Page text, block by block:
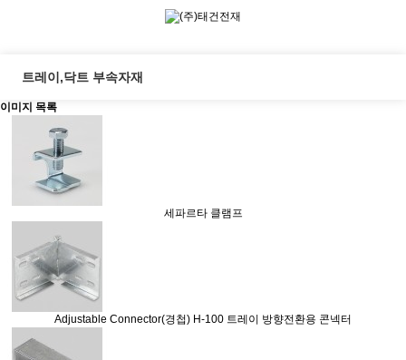
트레이,닥트 부속자재
이미지 목록
세파르타 클램프
Adjustable Connector(경첩) H-100 트레이 방향전환용 콘넥터